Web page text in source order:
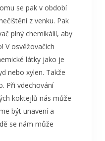
se pak v období
z venku. Pak
plný chemikálií, aby
V osvěžovačích
látky jako je
nebo xylen. Takže
Při vdechování
koktejlů nás může
být unavení a
se nám může